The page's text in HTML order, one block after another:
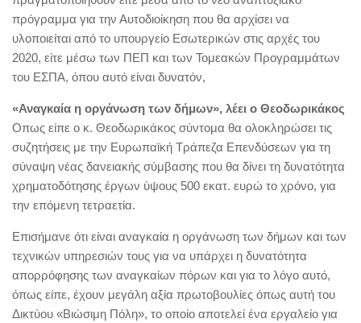
πρόγραμμα για την Αυτοδιοίκηση που θα αρχίσει να
υλοποιείται από το υπουργείο Εσωτερικών στις αρχές του
2020, είτε μέσω των ΠΕΠ και των Τομεακών Προγραμμάτων
του ΕΣΠΑ, όπου αυτό είναι δυνατόν,
«Αναγκαία η οργάνωση των δήμων», λέει ο Θεοδωρικάκος
Οπως είπε ο κ. Θεοδωρικάκος σύντομα θα ολοκληρώσει τις
συζητήσεις με την Ευρωπαϊκή Τράπεζα Επενδύσεων για τη
σύναψη νέας δανειακής σύμβασης που θα δίνει τη δυνατότητα
χρηματοδότησης έργων ύψους 500 εκατ. ευρώ το χρόνο, για
την επόμενη τετραετία.
Επισήμανε ότι είναι αναγκαία η οργάνωση των δήμων και των
τεχνικών υπηρεσιών τους για να υπάρχει η δυνατότητα
απορρόφησης των αναγκαίων πόρων και για το λόγο αυτό,
όπως είπε, έχουν μεγάλη αξία πρωτοβουλίες όπως αυτή του
Δικτύου «Βιώσιμη Πόλη», το οποίο αποτελεί ένα εργαλείο για